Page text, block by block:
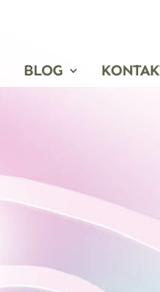
BLOG